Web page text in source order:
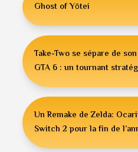
Ghost of Yōtei
Take-Two se sépare de
GTA 6 : un tournant
Un Remake de Zelda:
Switch 2 pour la fin de